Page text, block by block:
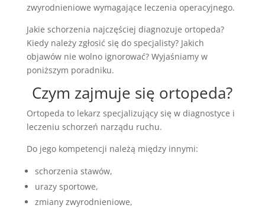
zwyrodnieniowe wymagające leczenia operacyjnego.
Jakie schorzenia najczęściej diagnozuje ortopeda?
Kiedy należy zgłosić się do specjalisty? Jakich
objawów nie wolno ignorować? Wyjaśniamy w
poniższym poradniku.
Czym zajmuje się ortopeda?
Ortopeda to lekarz specjalizujący się w diagnostyce i
leczeniu schorzeń narządu ruchu.
Do jego kompetencji należą między innymi:
schorzenia stawów,
urazy sportowe,
zmiany zwyrodnieniowe,